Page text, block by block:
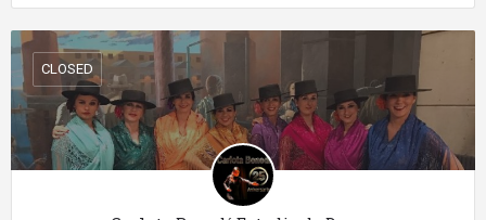
CLOSED